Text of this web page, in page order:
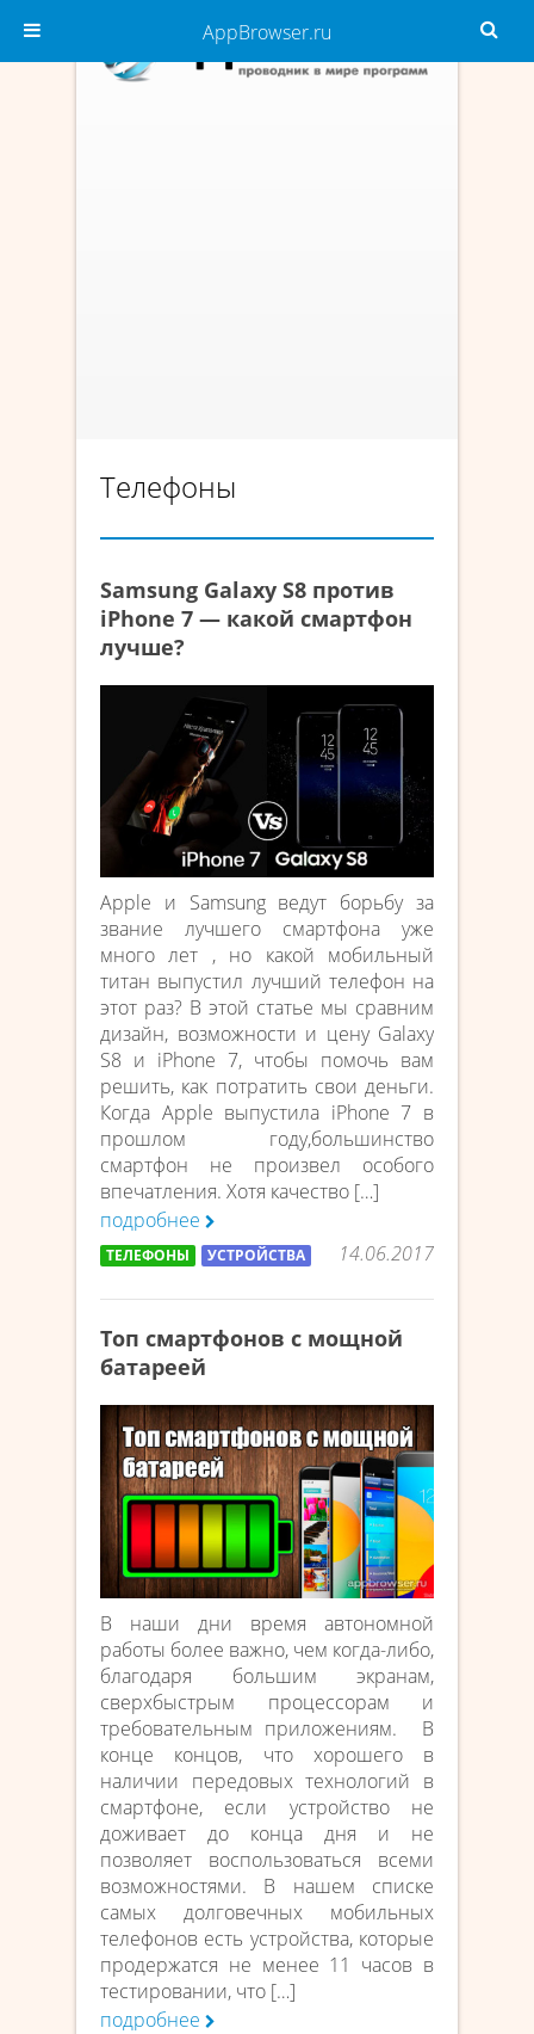
Телефоны
Samsung Galaxy S8 против
iPhone 7 — какой смартфон
лучше?
Apple и Samsung ведут борьбу за
звание лучшего смартфона уже
много лет , но какой мобильный
титан выпустил лучший телефон на
этот раз? В этой статье мы сравним
дизайн, возможности и цену Galaxy
S8 и iPhone 7, чтобы помочь вам
решить, как потратить свои деньги.
Когда Apple выпустила iPhone 7 в
прошлом году,большинство
смартфон не произвел особого
впечатления. Хотя качество […]
подробнее
ТЕЛЕФОНЫ УСТРОЙСТВА 14.06.2017
Топ смартфонов с мощной
батареей
В наши дни время автономной
работы более важно, чем когда-либо,
благодаря большим экранам,
сверхбыстрым процессорам и
требовательным приложениям. В
конце концов, что хорошего в
наличии передовых технологий в
смартфоне, если устройство не
доживает до конца дня и не
позволяет воспользоваться всеми
возможностями. В нашем списке
самых долговечных мобильных
телефонов есть устройства, которые
продержатся не менее 11 часов в
тестировании, что […]
подробнее
AppBrowser.ru